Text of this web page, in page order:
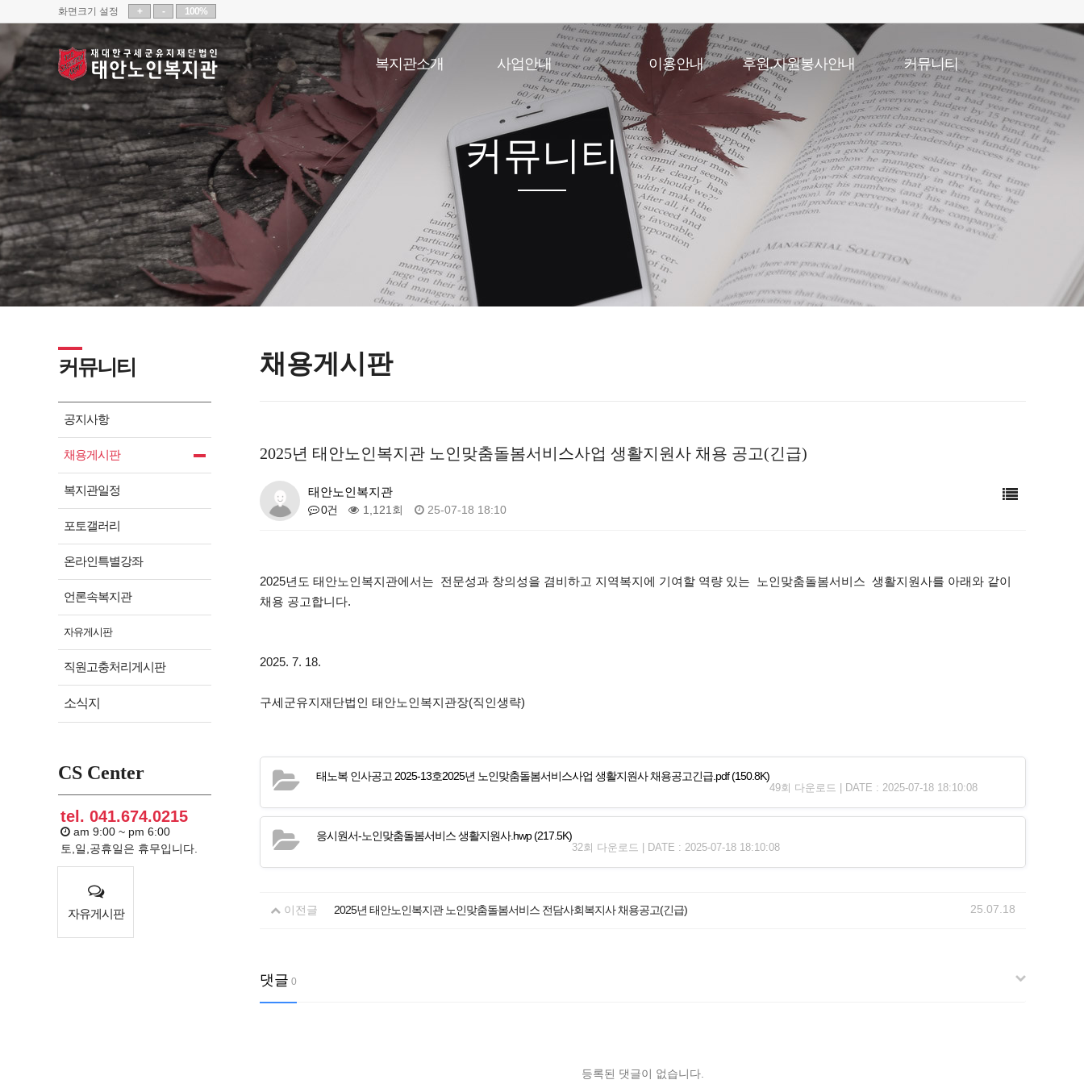
화면크기 설정 + - 100%
복지관소개
인사말
법인소개
기관개요
찾아오시는길
사업안내
노년사회화교육사업
상담사업
건강생활지원사업
급식지원사업
저소득 재가노인 식사배달사업
노인일자리 및 사회활동지원사업
이용안내
실버학당시간표
식단표
이용수칙
후원.자원봉사안내
후원안내
자원봉사안내
커뮤니티
공지사항
채용게시판
복지관일정
포토갤러리
온라인특별강좌
언론속복지관
소식지
커뮤니티
커뮤니티
공지사항
채용게시판
복지관일정
포토갤러리
온라인특별강좌
언론속복지관
자유게시판
직원고충처리게시판
소식지
CS Center
tel. 041.674.0215
am 9:00 ~ pm 6:00
토,일,공휴일은 휴무입니다.
자유게시판
채용게시판
2025년 태안노인복지관 노인맞춤돌봄서비스사업 생활지원사 채용 공고(긴급)
태안노인복지관
0건 1,121회 25-07-18 18:10
2025년도 태안노인복지관에서는 전문성과 창의성을 겸비하고 지역복지에 기여할 역량 있는 노인맞춤돌봄서비스 생활지원사를 아래와 같이
채용 공고합니다.
2025. 7. 18.
구세군유지재단법인 태안노인복지관장(직인생략)
태노복 인사공고 2025-13호2025년 노인맞춤돌봄서비스사업 생활지원사 채용공고긴급.pdf(150.8K)
49회 다운로드 | DATE : 2025-07-18 18:10:08
응시원서-노인맞춤돌봄서비스 생활지원사.hwp(217.5K)
32회 다운로드 | DATE : 2025-07-18 18:10:08
이전글 2025년 태안노인복지관 노인맞춤돌봄서비스 전담사회복지사 채용공고(긴급) 25.07.18
댓글 0
등록된 댓글이 없습니다.